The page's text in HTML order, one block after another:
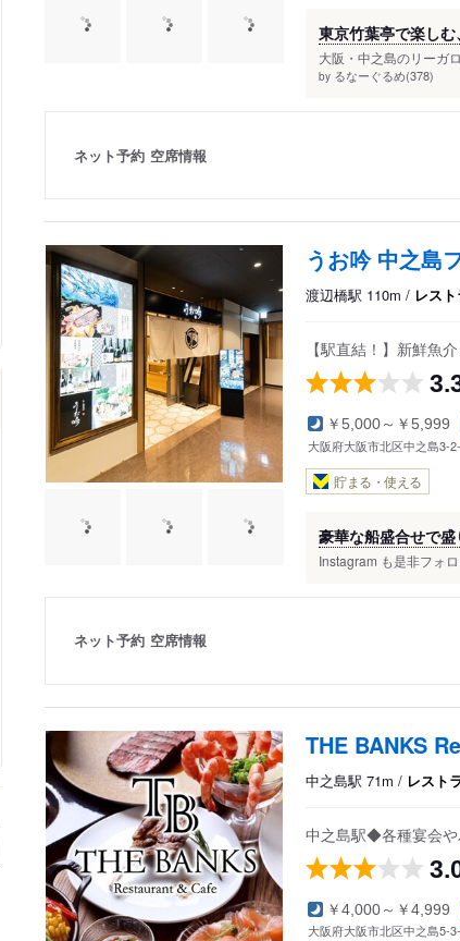
東京竹葉亭で楽し
大阪・中之島のリーガ
by るなーぐるめ(378)
ネット予約 空席情報
うお吟 中之島
渡辺橋駅 110m / レス
【駅直結！】新鮮魚
￥5,000～￥5,999
大阪府大阪市北区中之島3-
貯まる・使える
豪華な船盛合せで盛
Instagram も是非フォ
ネット予約 空席情報
THE BANKS
中之島駅 71m / レスト
中之島駅◆各種宴会
￥4,000～￥4,999
大阪府大阪市北区中之島5-